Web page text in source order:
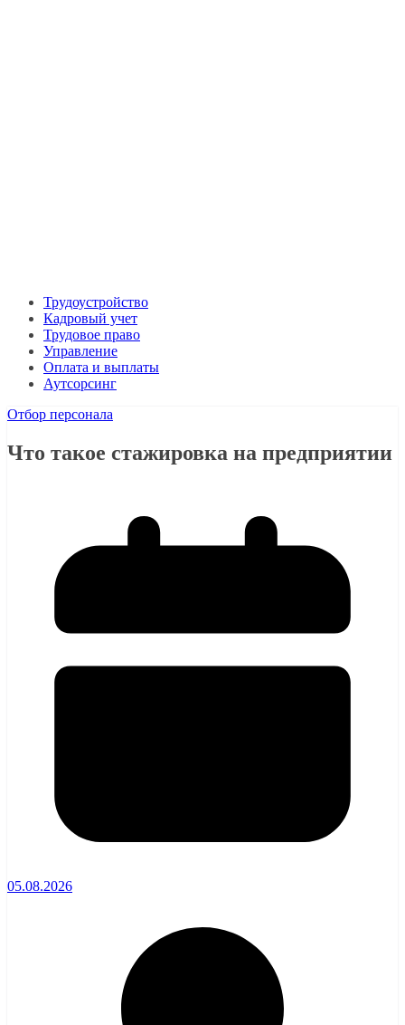
Трудоустройство
Кадровый учет
Трудовое право
Управление
Оплата и выплаты
Аутсорсинг
Отбор персонала
Что такое стажировка на предприятии
05.08.2026